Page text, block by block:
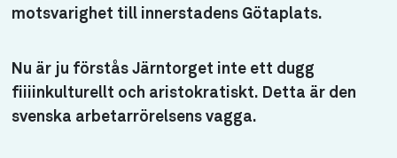
motsvarighet till innerstadens Götaplats.
Nu är ju förstås Järntorget inte ett dugg
fiiiinkulturellt och aristokratiskt. Detta är den
svenska arbetarrörelsens vagga.